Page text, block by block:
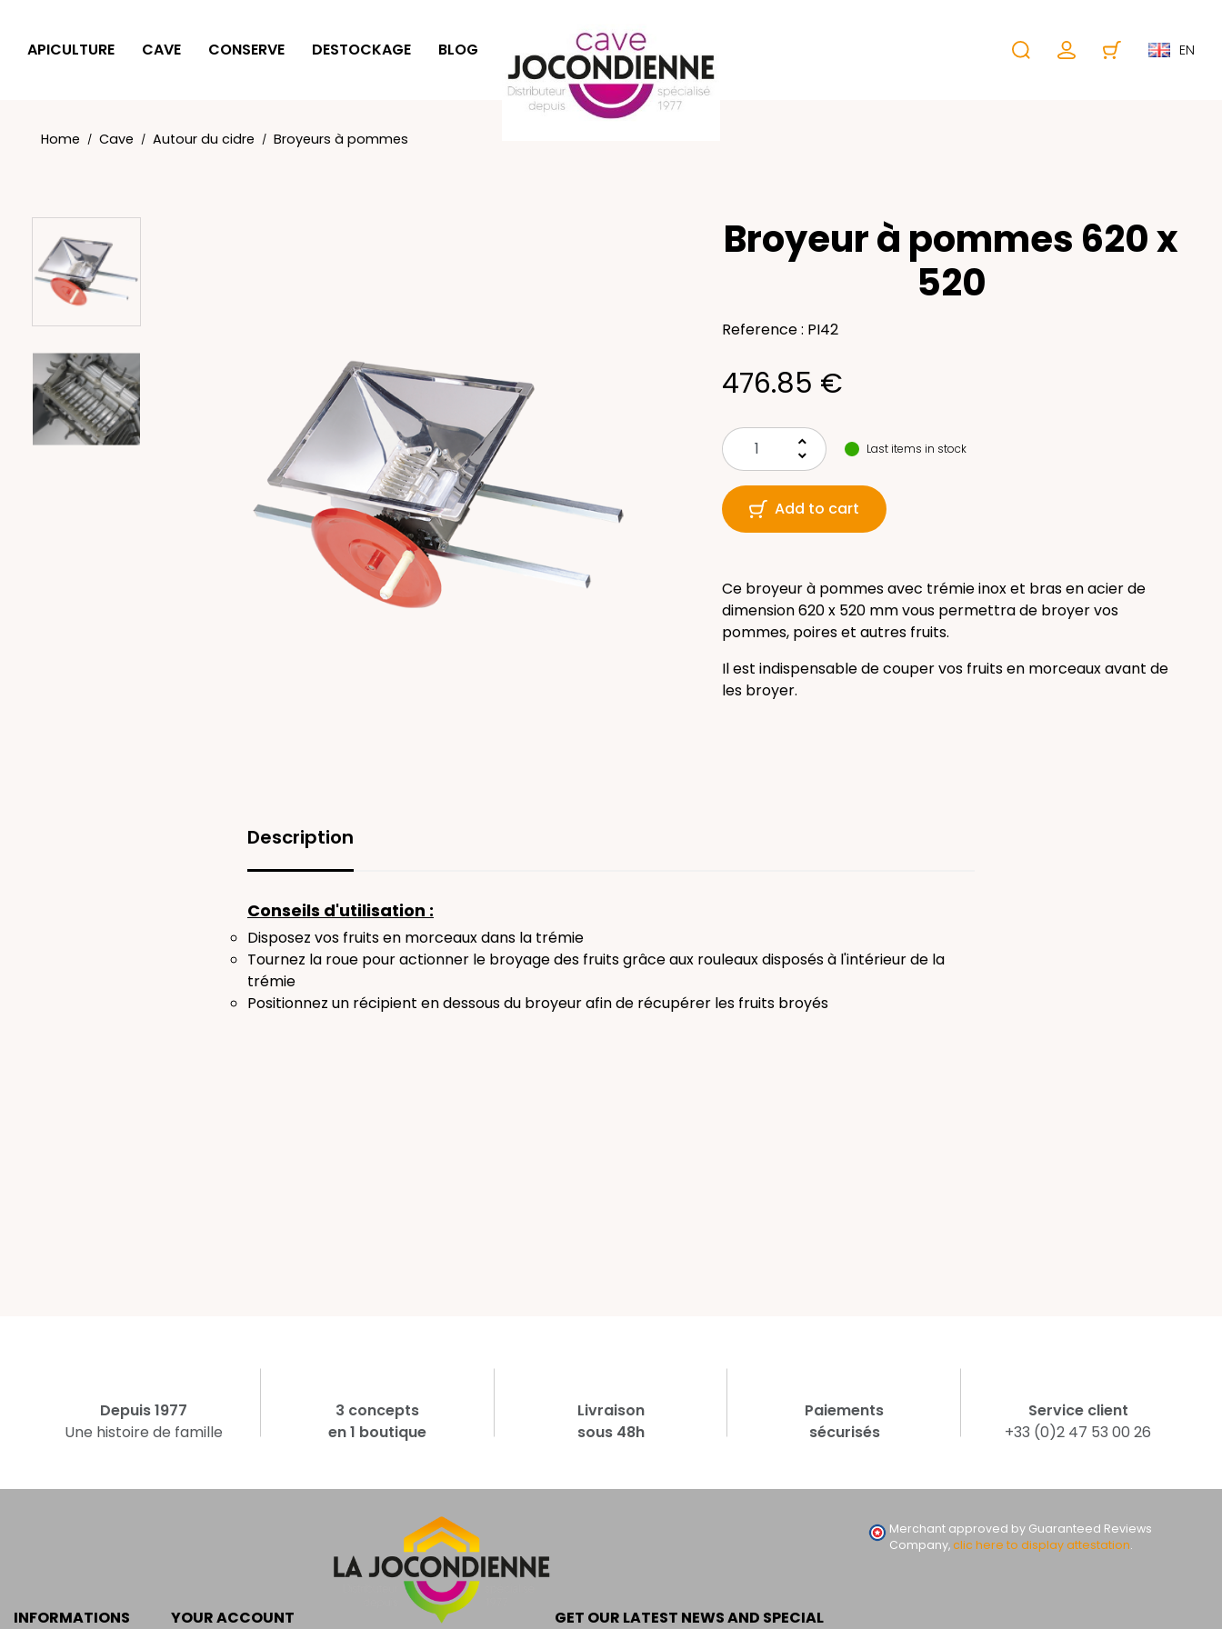
APICULTURE CAVE CONSERVE DESTOCKAGE BLOG IDÉES CADEAUX EN
Home Cave Autour du cidre Broyeurs à pommes
Broyeur à pommes 620 x
520
Reference : PI42
476.85 €
keyboard_arrow_up
keyboard_arrow_down
Last items in stock
Add to cart
Ce broyeur à pommes avec trémie inox et bras en acier de
dimension 620 x 520 mm vous permettra de broyer vos
pommes, poires et autres fruits.
Il est indispensable de couper vos fruits en morceaux avant de
les broyer.
Description
Conseils d'utilisation :
Disposez vos fruits en morceaux dans la trémie
Tournez la roue pour actionner le broyage des fruits grâce aux rouleaux disposés à l'intérieur de la
trémie
Positionnez un récipient en dessous du broyeur afin de récupérer les fruits broyés
Depuis 1977
Une histoire de famille
3 concepts
en 1 boutique
Livraison
sous 48h
Paiements
sécurisés
Service client
+33 (0)2 47 53 00 26
INFORMATIONS YOUR ACCOUNT GET OUR LATEST NEWS AND SPECIAL
Merchant approved by Guaranteed Reviews
Company,clic here to display attestation.